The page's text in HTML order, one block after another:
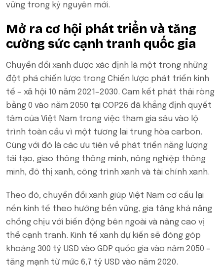
vững trong kỷ nguyên mới.
Mở ra cơ hội phát triển và tăng
cường sức cạnh tranh quốc gia
Chuyển đổi xanh được xác định là một trong những
đột phá chiến lược trong Chiến lược phát triển kinh
tế – xã hội 10 năm 2021–2030. Cam kết phát thải ròng
bằng 0 vào năm 2050 tại COP26 đã khẳng định quyết
tâm của Việt Nam trong việc tham gia sâu vào lộ
trình toàn cầu vì một tương lai trung hòa carbon.
Cùng với đó là các ưu tiên về phát triển năng lượng
tái tạo, giao thông thông minh, nông nghiệp thông
minh, đô thị xanh, công trình xanh và tài chính xanh.
Theo đó, chuyển đổi xanh giúp Việt Nam cơ cấu lại
nền kinh tế theo hướng bền vững, gia tăng khả năng
chống chịu với biến động bên ngoài và nâng cao vị
thế cạnh tranh. Kinh tế xanh dự kiến sẽ đóng góp
khoảng 300 tỷ USD vào GDP quốc gia vào năm 2050 –
tăng mạnh từ mức 6,7 tỷ USD vào năm 2020.